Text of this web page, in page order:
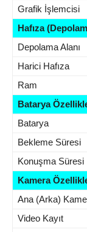
Grafik İşlemcisi
Hafıza
Depolama Alanı
Harici Hafıza
Ram
Batarya
Batarya
Bekleme Süresi
Konuşma Süresi
Kamera
Ana (Arka)
Video Kayıt